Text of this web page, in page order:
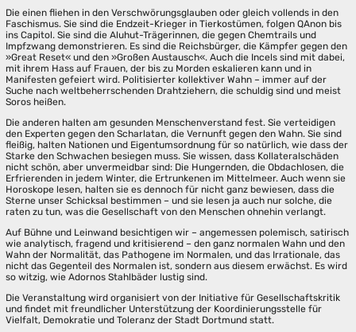
Die einen fliehen in den Verschwörungsglauben oder gleich vollends in den
Faschismus. Sie sind die Endzeit-Krieger in Tierkostümen, folgen QAnon bis
ins Capitol. Sie sind die Aluhut-Trägerinnen, die gegen Chemtrails und
Impfzwang demonstrieren. Es sind die Reichsbürger, die Kämpfer gegen den
»Great Reset« und den »Großen Austausch«. Auch die Incels sind mit dabei,
mit ihrem Hass auf Frauen, der bis zu Morden eskalieren kann und in
Manifesten gefeiert wird. Politisierter kollektiver Wahn – immer auf der
Suche nach weltbeherrschenden Drahtziehern, die schuldig sind und meist
Soros heißen.
Die anderen halten am gesunden Menschenverstand fest. Sie verteidigen
den Experten gegen den Scharlatan, die Vernunft gegen den Wahn. Sie sind
fleißig, halten Nationen und Eigentumsordnung für so natürlich, wie dass der
Starke den Schwachen besiegen muss. Sie wissen, dass Kollateralschäden
nicht schön, aber unvermeidbar sind: Die Hungernden, die Obdachlosen, die
Erfrierenden in jedem Winter, die Ertrunkenen im Mittelmeer. Auch wenn sie
Horoskope lesen, halten sie es dennoch für nicht ganz bewiesen, dass die
Sterne unser Schicksal bestimmen – und sie lesen ja auch nur solche, die
raten zu tun, was die Gesellschaft von den Menschen ohnehin verlangt.
Auf Bühne und Leinwand besichtigen wir – angemessen polemisch, satirisch
wie analytisch, fragend und kritisierend – den ganz normalen Wahn und den
Wahn der Normalität, das Pathogene im Normalen, und das Irrationale, das
nicht das Gegenteil des Normalen ist, sondern aus diesem erwächst. Es wird
so witzig, wie Adornos Stahlbäder lustig sind.
Die Veranstaltung wird organisiert von der Initiative für Gesellschaftskritik
und findet mit freundlicher Unterstützung der Koordinierungsstelle für
Vielfalt, Demokratie und Toleranz der Stadt Dortmund statt.